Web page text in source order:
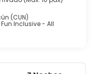
(CUN)
Inclusive - All